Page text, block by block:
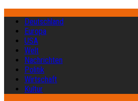
Deutschland
Europa
USA
Welt
Nachrichten
Politik
Wirtschaft
Kultur